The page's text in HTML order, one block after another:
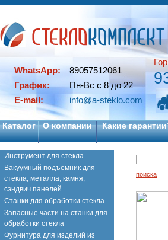
WhatsApp:
89057512061
График:
Пн-Вс с 8 до 22
E-mail:
info@a-steklo.com
Каталог О компании Какие
Инструмент для стекла
Вакуумный подъемник для
стекла, металла, камня,
сэндвич панелей
Станки для обработки стекла
Запасные части на станки для
обработки стекла
Фурнитура для изделий из
поиска